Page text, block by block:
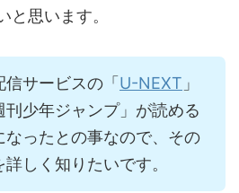
と思います。
信サービスの「 U-NEXT 」
刊少年ジャンプ」が読める
なったとの事なので、その
詳しく知りたいです。